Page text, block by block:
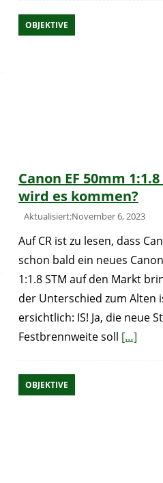
Canon EF 50mm 1:1.8
wird es kommen?
OBJEKTIVE
Aktualisiert:November 6, 2023
Auf CR ist zu lesen, dass
schon bald ein neues
1:1.8 STM auf den Markt
der Unterschied zum Alten
ersichtlich: IS! Ja, die neue
Festbrennweite soll […]
OBJEKTIVE